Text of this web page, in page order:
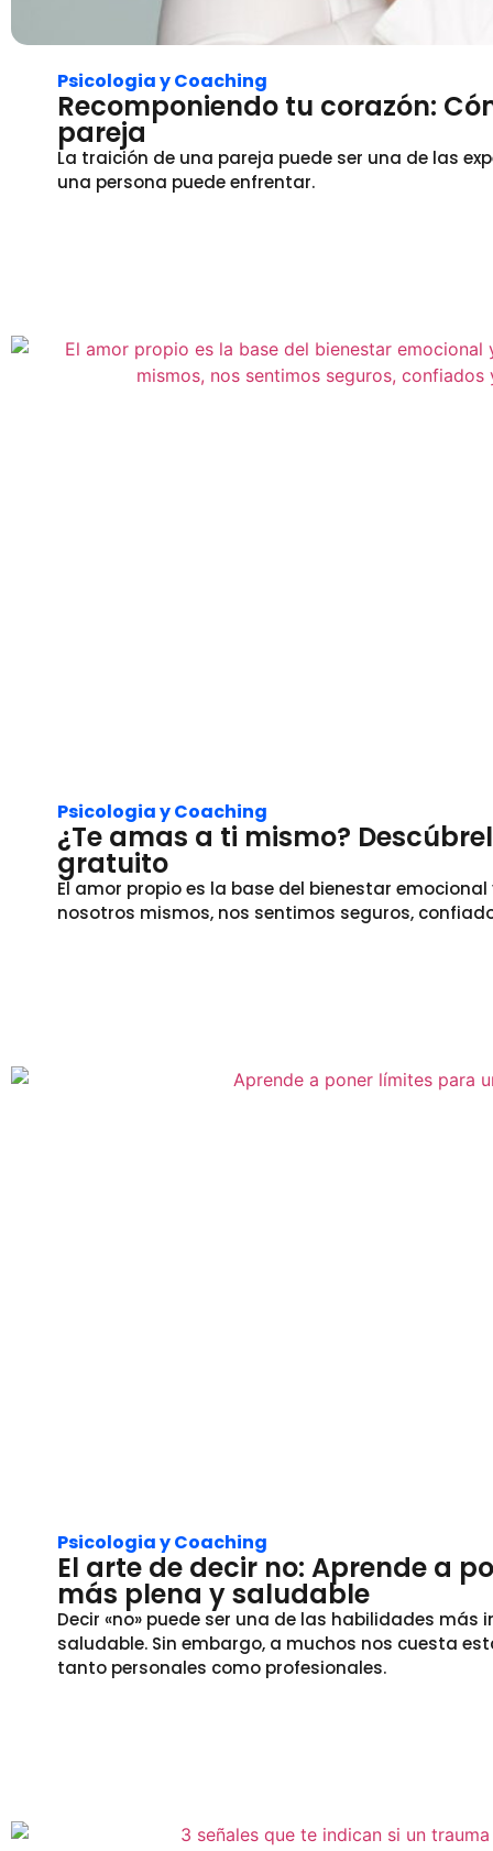
Psicologia y Coaching
Recomponiendo tu corazón:
pareja
La traición de una pareja puede ser una de las
una persona puede enfrentar.
Psicologia y Coaching
¿Te amas a ti mismo?
gratuito
El amor propio es la base del bienestar
nosotros mismos, nos sentimos seguros,
Psicologia y Coaching
El arte de decir no: Aprende a
más plena y saludable
Decir «no» puede ser una de las habilidades
saludable. Sin embargo, a muchos nos cuesta
tanto personales como profesionales.